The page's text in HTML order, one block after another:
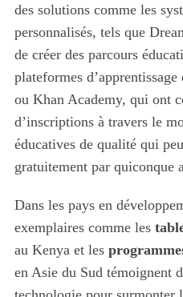
des solutions comme les
personnalisés, tels que
de créer des parcours
plateformes
ou Khan Academy, qui ont
d’inscriptions à travers le
éducatives de qualité qui
gratuitement par quiconque
Dans les pays en
exemplaires comme les
au Kenya et les
en Asie du Sud témoignent